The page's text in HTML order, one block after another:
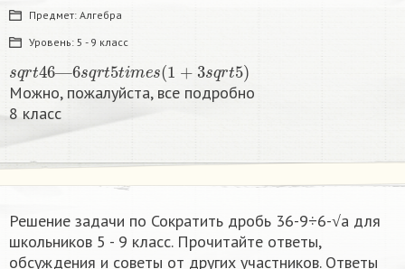
Предмет: Алгебра
Уровень: 5 - 9 класс
46 6 5 im 1 q
Можно, пожалуйста, все подробно
8 класс​
Решение задачи по Сократить дробь 36-9÷6-√a для
школьников 5 - 9 класс. Прочитайте ответы,
обсуждения и советы от других участников. Ответы